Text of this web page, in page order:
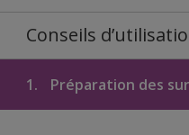
Conseils
1. Préparation des